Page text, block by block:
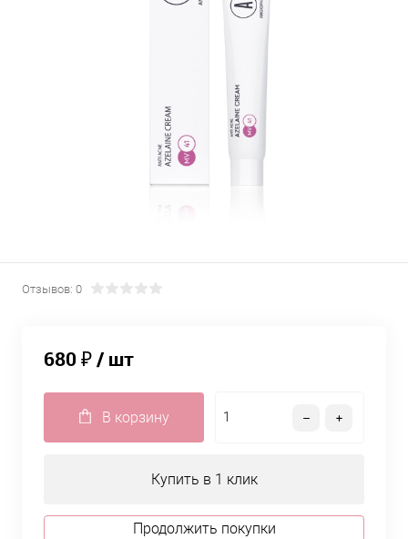
Отзывов: 0
680 ₽/ шт
В корзину
Купить в 1 клик
Продолжить покупки